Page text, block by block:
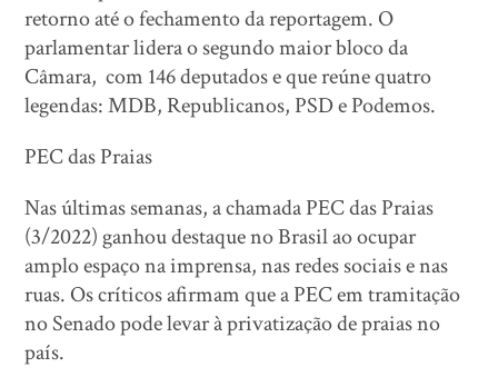
retorno até o fechamento da reportagem. O
parlamentar lidera o segundo maior bloco da
Câmara, com 146 deputados e que reúne quatro
legendas: MDB, Republicanos, PSD e Podemos.
PEC das Praias
Nas últimas semanas, a chamada PEC das Praias
(3/2022) ganhou destaque no Brasil ao ocupar
amplo espaço na imprensa, nas redes sociais e nas
ruas. Os críticos afirmam que a PEC em tramitação
no Senado pode levar à privatização de praias no
país.